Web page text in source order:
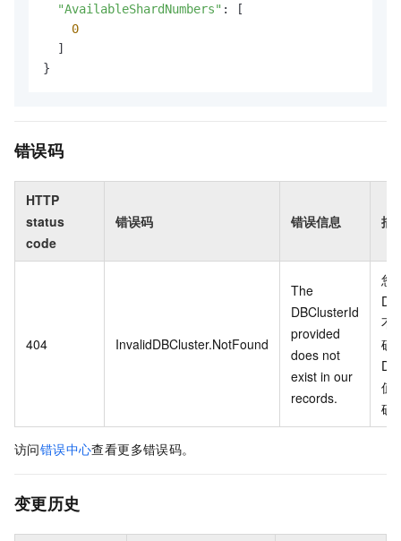
"AvailableShardNumbers" : [
0
  ]
}
错误码
HTTP
status
code
错误码 错误信息 描
404 InvalidDBCluster.NotFound
The
DBClusterId
provided
does not
exist in our
records.
您
不
确
值
确
访问错误中心查看更多错误码。
变更历史